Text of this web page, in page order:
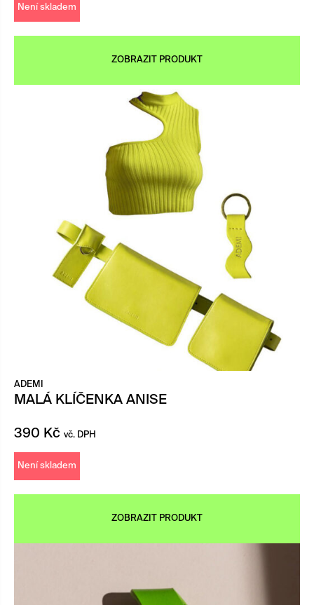
Není skladem
ZOBRAZIT PRODUKT
ADEMI
MALÁ KLÍČENKA ANISE
390 Kč vč. DPH
Není skladem
ZOBRAZIT PRODUKT